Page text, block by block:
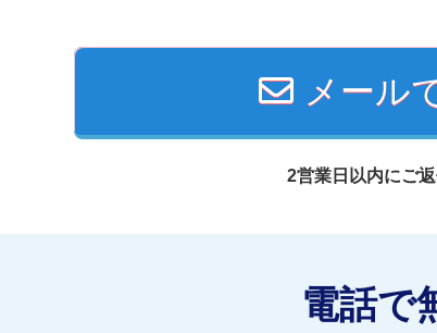
メール
2営業日以内にご返
電話で